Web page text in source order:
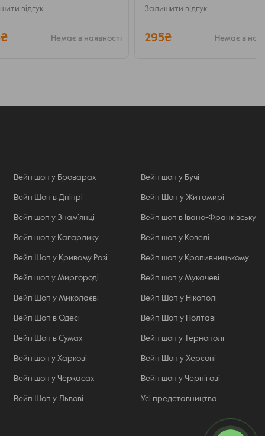
відгук
Немає в наявності
Залишити відгук
295₴ Немає в
Вейп шоп у Броварах Вейп шоп у Бучі
Вейп Шоп в Дніпрі Вейп Шоп у Житомирі
Вейп шоп у Знам’янці Вейп шоп в Івано-Франківську
Вейп шоп у Кагарлику Вейп шоп у Ковелі
Вейп Шоп у Кривому Розі Вейп шоп у Кропивницькому
Вейп шоп у Миргороді Вейп шоп у Мукачеві
Вейп Шоп у Миколаєві Вейп Шоп у Нікополі
Вейп Шоп в Одесі Вейп Шоп у Полтаві
Вейп Шоп в Сумах Вейп шоп у Тернополі
Вейп шоп у Харкові Вейп Шоп у Херсоні
Вейп шоп у Черкасах Вейп шоп у Чернігові
Вейп Шоп у Львові Усі представництва